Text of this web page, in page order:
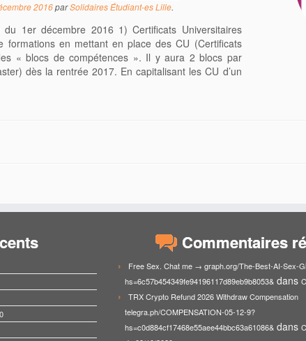
2016parSolidaires Étudiant-es Lille.
1er décembre 2016 1) Certificats Universitaires
formations en mettant en place des CU (Certificats
« blocs de compétences ». Il y aura 2 blocs par
dès la rentrée 2017. En capitalisant les CU d’un
Commentaires
Free Sex. Chat me → graph.org/The-Best-AI-Sex-
hs=6c57b454349fe94196117d89eb9b8053& dans
TRX Crypto Refund 2026 Withdraw Compensation
telegra.ph/COMPENSATION-05-12-9?
hs=c0d884cf17468e55aee44bbc63a61086& dans